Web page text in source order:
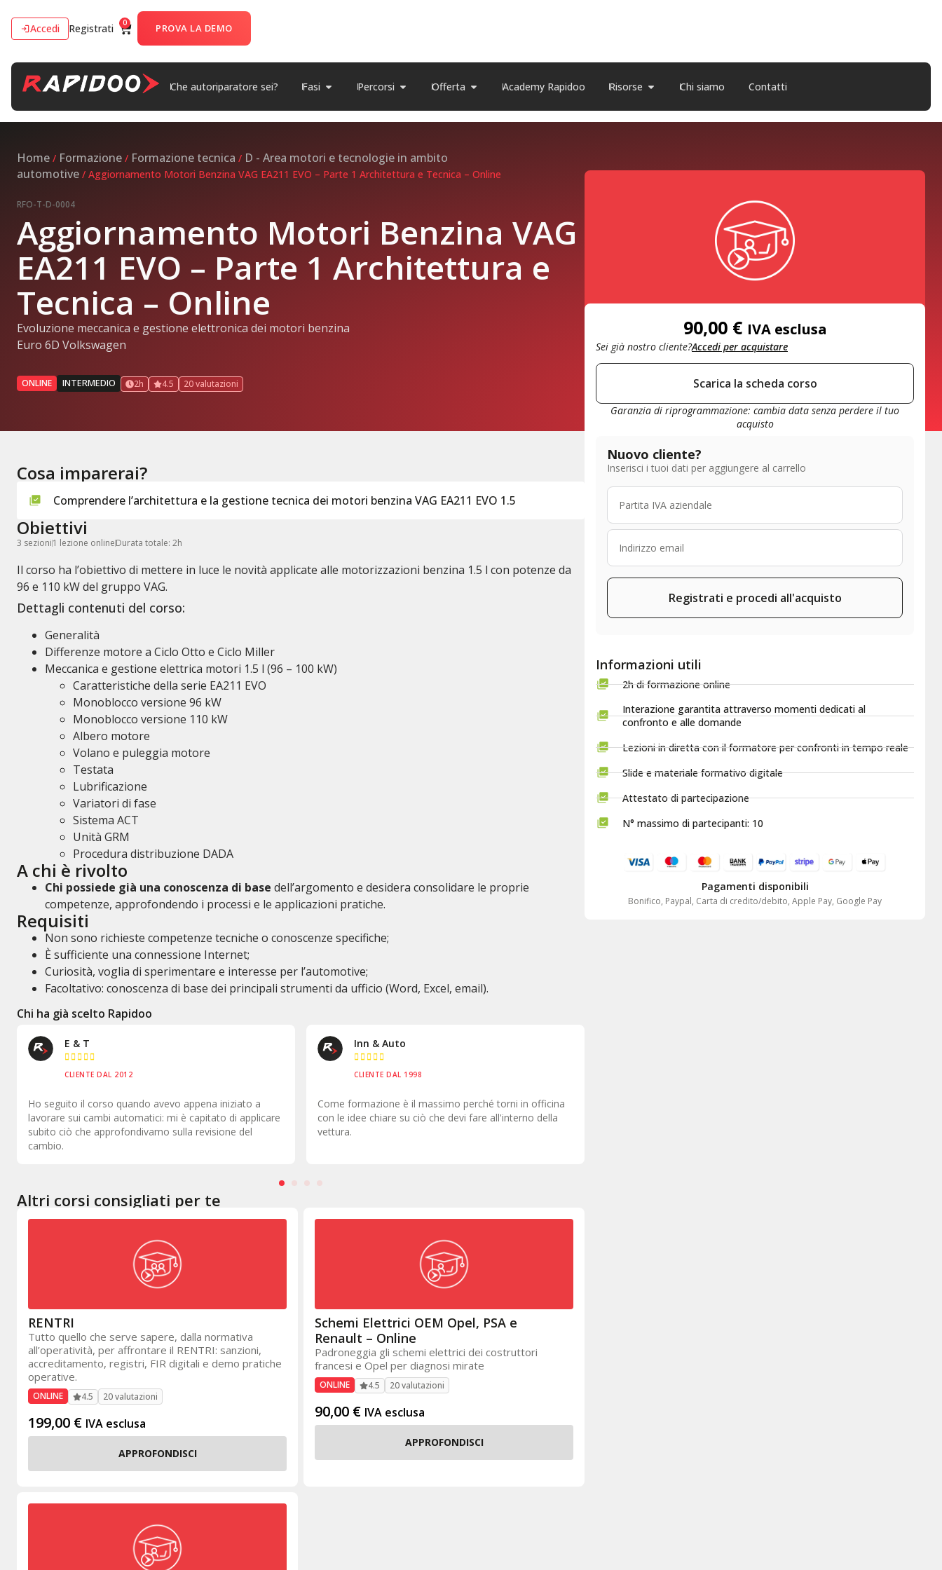
Accedi Registrati 0 PROVA LA DEMO
Che autoriparatore sei? Fasi Percorsi Offerta Academy Rapidoo Risorse Chi siamo Contatti
Home / Formazione / Formazione tecnica / D - Area motori e tecnologie in ambito
automotive / Aggiornamento Motori Benzina VAG EA211 EVO – Parte 1 Architettura e Tecnica – Online
RFO-T-D-0004
Aggiornamento Motori Benzina VAG
EA211 EVO – Parte 1 Architettura e
Tecnica – Online
Evoluzione meccanica e gestione elettronica dei motori benzina
Euro 6D Volkswagen
ONLINE INTERMEDIO 2h 4.5 20 valutazioni
Cosa imparerai?
Comprendere l’architettura e la gestione tecnica dei motori benzina VAG EA211 EVO 1.5
Obiettivi
3 sezioni1 lezione onlineDurata totale: 2h
Il corso ha l’obiettivo di mettere in luce le novità applicate alle motorizzazioni benzina 1.5 l con potenze da
96 e 110 kW del gruppo VAG.
Dettagli contenuti del corso:
Generalità
Differenze motore a Ciclo Otto e Ciclo Miller
Meccanica e gestione elettrica motori 1.5 l (96 – 100 kW)
Caratteristiche della serie EA211 EVO
Monoblocco versione 96 kW
Monoblocco versione 110 kW
Albero motore
Volano e puleggia motore
Testata
Lubrificazione
Variatori di fase
Sistema ACT
Unità GRM
Procedura distribuzione DADA
A chi è rivolto
Chi possiede già una conoscenza di base dell’argomento e desidera consolidare le proprie
competenze, approfondendo i processi e le applicazioni pratiche.
Requisiti
Non sono richieste competenze tecniche o conoscenze specifiche;
È sufficiente una connessione Internet;
Curiosità, voglia di sperimentare e interesse per l’automotive;
Facoltativo: conoscenza di base dei principali strumenti da ufficio (Word, Excel, email).
Chi ha già scelto Rapidoo
Inn & Auto
    
CLIENTE DAL 1998
Come formazione è il massimo perché torni in officina
con le idee chiare su ciò che devi fare all'interno della
vettura.
Auto Solution
    
CLIENTE DAL 2015
Dietro ci sono persone pronte ad ascoltare, ad aiutare e
a risolvere problemi e questo va al di là di qualsiasi
gestionale o gruppo.
Altri corsi consigliati per te
RENTRI
Tutto quello che serve sapere, dalla normativa
all’operatività, per affrontare il RENTRI: sanzioni,
accreditamento, registri, FIR digitali e demo pratiche
operative.
ONLINE 4.5 20 valutazioni
199,00 € IVA esclusa
APPROFONDISCI
Schemi Elettrici OEM Opel, PSA e
Renault – Online
Padroneggia gli schemi elettrici dei costruttori
francesi e Opel per diagnosi mirate
ONLINE 4.5 20 valutazioni
90,00 € IVA esclusa
APPROFONDISCI
90,00 € IVA esclusa
Sei già nostro cliente?Accedi per acquistare
Scarica la scheda corso
Garanzia di riprogrammazione: cambia data senza perdere il tuo
acquisto
Nuovo cliente?
Inserisci i tuoi dati per aggiungere al carrello
Registrati e procedi all'acquisto
Informazioni utili
2h di formazione online
Interazione garantita attraverso momenti dedicati al
confronto e alle domande
Lezioni in diretta con il formatore per confronti in tempo reale
Slide e materiale formativo digitale
Attestato di partecipazione
N° massimo di partecipanti: 10
Pagamenti disponibili
Bonifico, Paypal, Carta di credito/debito, Apple Pay, Google Pay